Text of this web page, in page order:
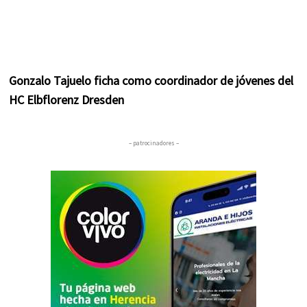
Gonzalo Tajuelo ficha como coordinador de jóvenes del
HC Elbflorenz Dresden
– patrocinadores –